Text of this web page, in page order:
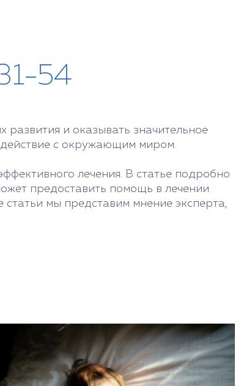
54
развития и оказывать значительное
с окружающим миром.
лечения. В статье подробно
предоставить помощь в лечении
мы представим мнение эксперта,